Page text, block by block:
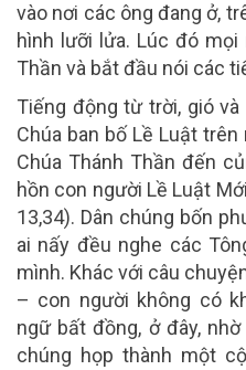
vào nơi các ông đang ở,
hình lưỡi lửa. Lúc đó
Thần và bắt đầu nói các
Tiếng động từ trời, gió
Chúa ban bố Lề Luật trên
Chúa Thánh Thần đến
hồn con người Lề Luật Mới
13,34). Dân chúng bốn
ai nấy đều nghe các
mình. Khác với câu
– con người không có
ngữ bất đồng, ở đây,
chúng họp thành một